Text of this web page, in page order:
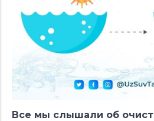
Все мы слышали об